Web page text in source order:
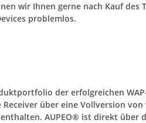
wir Ihnen gerne nach Kauf des
problemlos.
der erfolgreichen
über eine Vollversion
AUPEO® ist direkt über